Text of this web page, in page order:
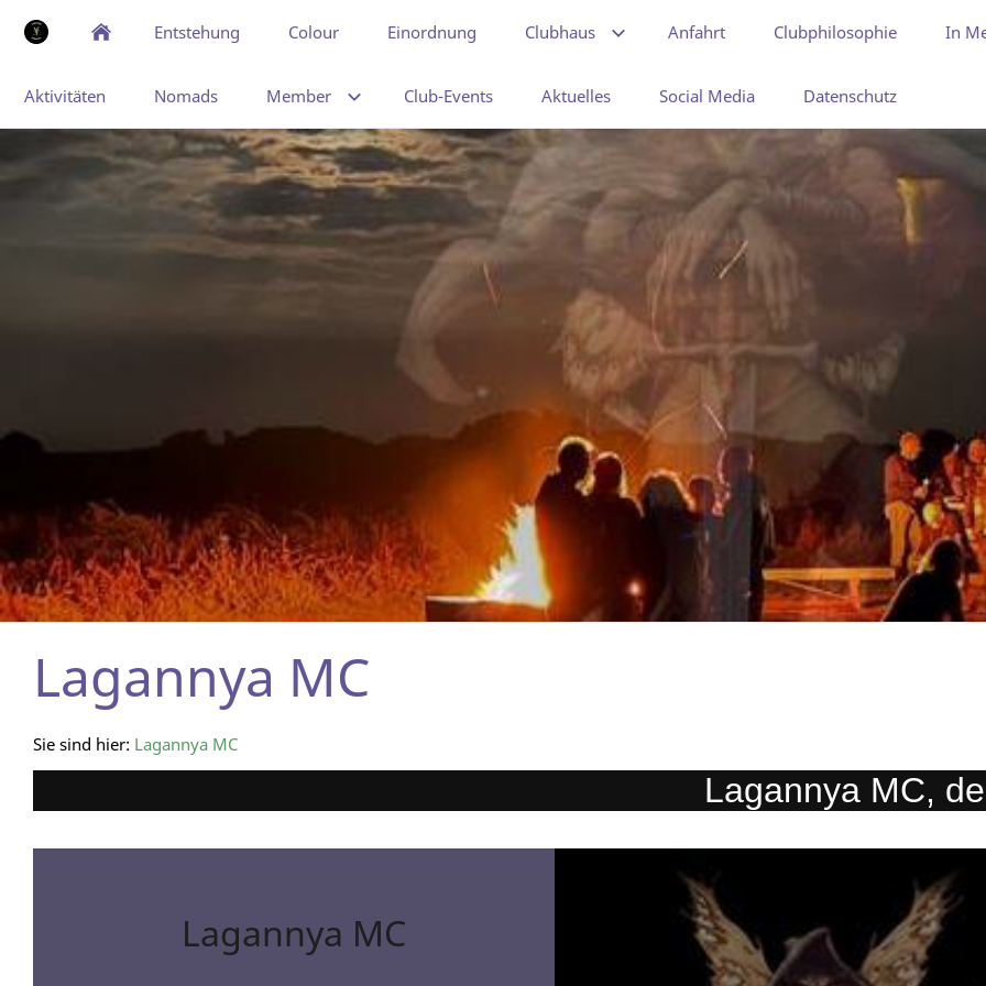
Entstehung Colour Einordnung Clubhaus Anfahrt Clubphilosophie In
Aktivitäten Nomads Member Club-Events Aktuelles Social Media Datenschutz
Lagannya MC
Sie sind hier: Lagannya MC
Lagannya MC, der
Lagannya MC